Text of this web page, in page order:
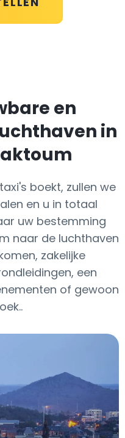
en
in
boekt, zullen we
en u in totaal
uw bestemming
naar de luchthaven
zakelijke
een
of gewoon